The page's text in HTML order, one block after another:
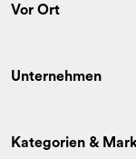
Vor Ort
Unternehmen
Kategorien &